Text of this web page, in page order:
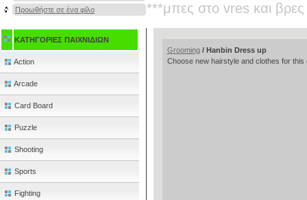
Προωθήστε σε ένα φίλο
***μπες στο vres και
ΚΑΤΗΓΟΡΙΕΣ ΠΑΙΧΝΙΔΙΩΝ
Action
Arcade
Card Board
Puzzle
Shooting
Sports
Fighting
Grooming/ Hanbin Dress up
Choose new hairstyle and clothes for this